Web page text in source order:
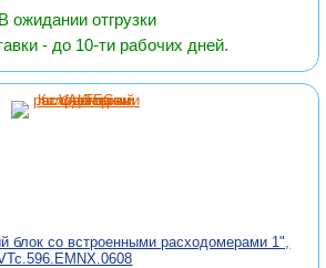
В ожидании отгрузки
- до 10-ти рабочих дней.
блок со встроенными расходомерами 1",